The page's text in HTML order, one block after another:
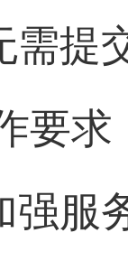
需提
要求
强服